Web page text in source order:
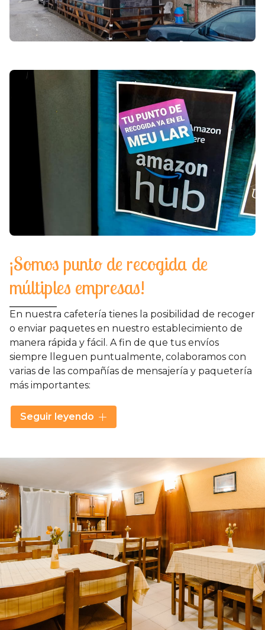
¡Somos punto de recogida de
múltiples empresas!
En nuestra cafetería tienes la posibilidad de recoger
o enviar paquetes en nuestro establecimiento de
manera rápida y fácil. A fin de que tus envíos
siempre lleguen puntualmente, colaboramos con
varias de las compañías de mensajería y paquetería
más importantes:
Amazon
MRW
Correos Express
Seguir leyendo